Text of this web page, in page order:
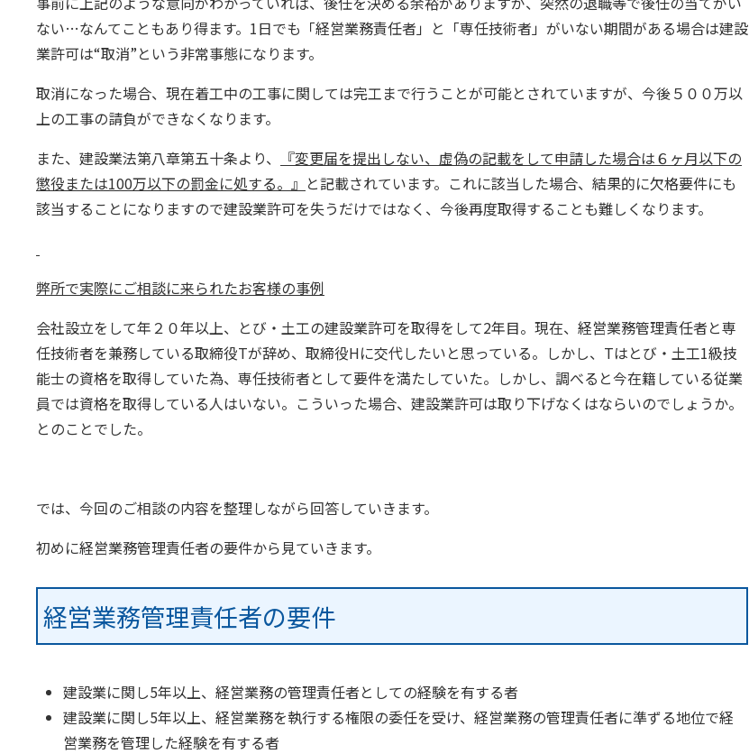
ない…なんてこともあり得ます。1日でも「経営業務責任者」と「専任技術者」がいない期間がある場合は建設
業許可は“取消”という非常事態になります。
取消になった場合、現在着工中の工事に関しては完工まで行うことが可能とされていますが、今後５００万以
上の工事の請負ができなくなります。
また、建設業法第八章第五十条より、
『変更届を提出しない、虚偽の記載をして申請した場合は６ヶ月以下の
懲役または100万以下の罰金に処する。』 と記載されています。これに該当した場合、結果的に欠格要件にも
該当することになりますので建設業許可を失うだけではなく、今後再度取得することも難しくなります。
弊所で実際にご相談に来られたお客様の事例
会社設立をして年２０年以上、とび・土工の建設業許可を取得をして2年目。現在、経営業務管理責任者と専
任技術者を兼務している取締役Tが辞め、取締役Hに交代したいと思っている。しかし、Tはとび・土工1級技
能士の資格を取得していた為、専任技術者として要件を満たしていた。しかし、調べると今在籍している従業
員では資格を取得している人はいない。こういった場合、建設業許可は取り下げなくはならいのでしょうか。
とのことでした。
では、今回のご相談の内容を整理しながら回答していきます。
初めに経営業務管理責任者の要件から見ていきます。
経営業務管理責任者の要件
建設業に関し5年以上、経営業務の管理責任者としての経験を有する者
建設業に関し5年以上、経営業務を執行する権限の委任を受け、経営業務の管理責任者に準ずる地位で経
営業務を管理した経験を有する者